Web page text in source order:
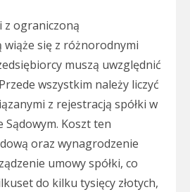
z ograniczoną
wiąże się z różnorodnymi
muszą uwzględnić
wszystkim należy liczyć
z rejestracją spółki w
Sądowym. Koszt ten
oraz wynagrodzenie
umowy spółki, co
do kilku tysięcy złotych,